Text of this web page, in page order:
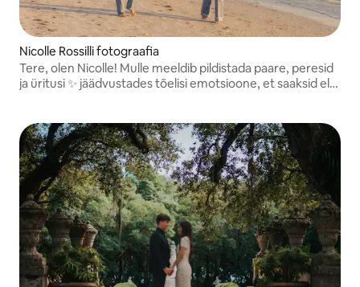
Nicolle Rossilli fotograafia
Tere, olen Nicolle! Mulle meeldib pildistada paare, peresid
ja üritusi ✨ jäädvustades tõelisi emotsioone, et saaksid elu